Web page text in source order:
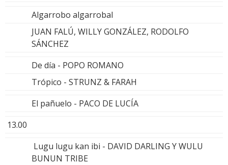
Algarrobo algarrobal
JUAN FALÚ, WILLY GONZÁLEZ, RODOLFO
SÁNCHEZ
De día - POPO ROMANO
Trópico - STRUNZ & FARAH
El pañuelo - PACO DE LUCÍA
13.00
Lugu lugu kan ibi - DAVID DARLING Y WULU
BUNUN TRIBE